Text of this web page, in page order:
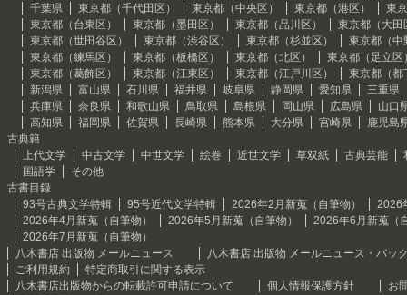
千葉県
東京都（千代田区） 東京都（中央区） 東京都（港区）
東
東京都（台東区）
東京都（墨田区） 東京都（品川区）
東京都（大田
東京都（世田谷区）
東京都（渋谷区） 東京都（杉並区）
東京都（中
東京都（練馬区）
東京都（板橋区） 東京都（北区）
東京都（足立区
東京都（葛飾区）
東京都（江東区） 東京都（江戸川区）
東京都（都
新潟県
富山県 石川県 福井県 岐阜県 静岡県 愛知県
三重県
兵庫県
奈良県 和歌山県 鳥取県 島根県 岡山県 広島県
山口
高知県
福岡県 佐賀県 長崎県 熊本県 大分県 宮崎県
鹿児島
古典籍
上代文学
中古文学 中世文学 絵巻 近世文学 草双紙 古典芸能
国語学
その他
古書目録
93号古典文学特輯
95号近代文学特輯 2026年2月新蒐（自筆物）
2026
2026年4月新蒐（自筆物）
2026年5月新蒐（自筆物）
2026年6月新蒐（
2026年7月新蒐（自筆物）
八木書店 出版物 メールニュース
八木書店 出版物 メールニュース・バッ
ご利用規約
特定商取引に関する表示
八木書店出版物からの転載許可申請について
個人情報保護方針
お